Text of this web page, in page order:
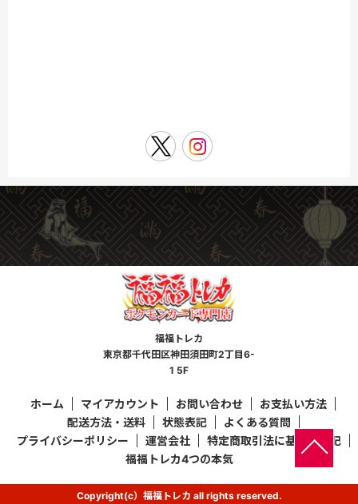
福福トレカ
東京都千代田区神田須田町2丁目6-
1 5F
ホーム マイアカウント お問い合わせ
お支払い方法
配送方法・送料
状態表記
よくある質問
プライバシーポリシー
運営会社
特定商取引法に基づく表記
福福トレカ4つの本気
Copyright(c）福福トレカ all rights reserved.